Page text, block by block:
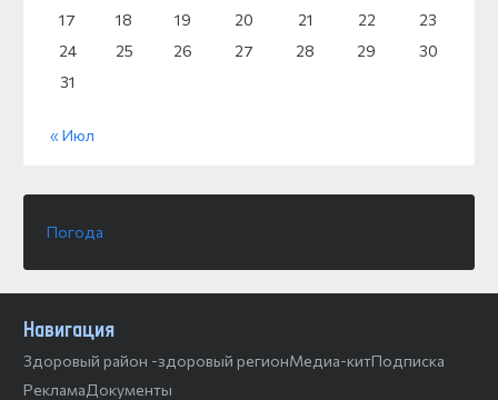
17
18 19 20 21 22
23
24
25 26 27 28 29
30
31
« Июл
Погода
Навигация
Здоровый район -здоровый регионМедиа-китПодписка
РекламаДокументы